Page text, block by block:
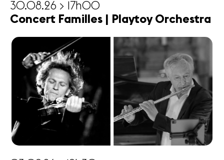
30.08.26 > 17h00
Concert Familles | Playtoy Orchestra